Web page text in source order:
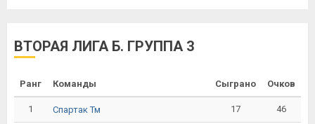
ВТОРАЯ ЛИГА Б. ГРУППА 3
Ранг Команды Сыграно Очков
1 Спартак Тм 17 46